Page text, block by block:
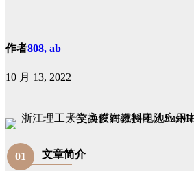
作者808, ab
10 月 13, 2022
01 文章简介